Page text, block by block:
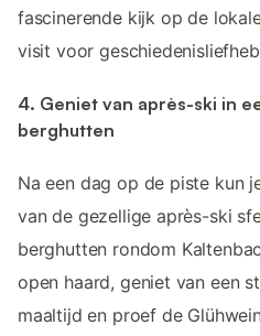
fascinerende kijk op de
visit voor
4. Geniet van après-ski in
berghutten
Na een dag op de piste kun
van de gezellige après-ski
berghutten rondom
open haard, geniet van een
maaltijd en proef de